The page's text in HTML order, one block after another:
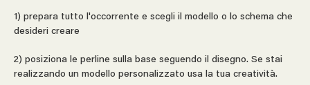
1) prepara tutto l'occorrente e scegli il modello o lo schema che
desideri creare
2) posiziona le perline sulla base seguendo il disegno. Se stai
realizzando un modello personalizzato usa la tua creatività.